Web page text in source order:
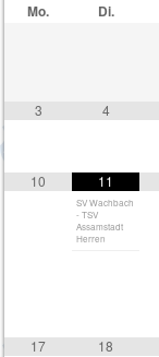
Mo. Di.
3 4
10 11
SV Wachbach
- TSV
Assamstadt
Herren
17 18